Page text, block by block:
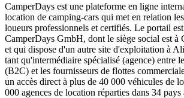
CamperDays est une plateforme en ligne
location de camping-cars qui met en relation
loueurs professionnels et certifiés. Le portail
CamperDays GmbH, dont le siège social est à
et qui dispose d'un autre site d'exploitation à
tant qu'intermédiaire spécialisé (agence) entre
(B2C) et les fournisseurs de flottes
un accès direct à plus de 40 000 véhicules de
000 agences de location réparties dans 34